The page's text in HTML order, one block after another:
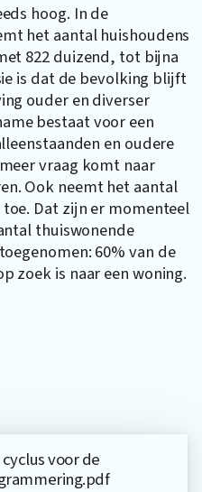
hoog. In de
het aantal huishoudens
822 duizend, tot bijna
is dat de bevolking blijft
ouder en diverser
bestaat voor een
en oudere
vraag komt naar
Ook neemt het aantal
Dat zijn er momenteel
thuiswonende
60% van de
zoek is naar een woning.
voor de